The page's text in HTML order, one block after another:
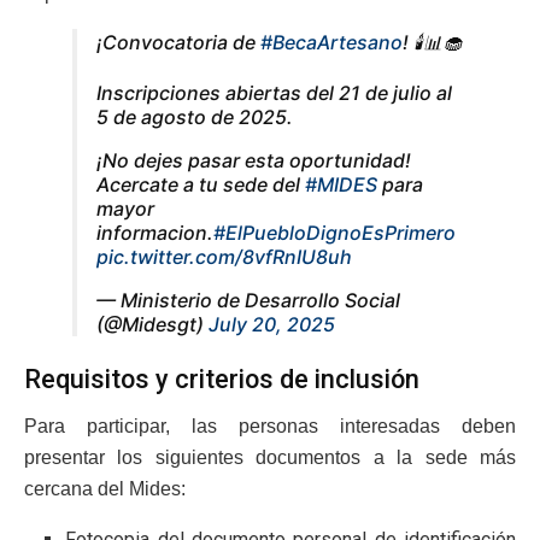
¡Convocatoria de #BecaArtesano! 🕯️📊🧁
Inscripciones abiertas del 21 de julio al
5 de agosto de 2025.
¡No dejes pasar esta oportunidad!
Acercate a tu sede del #MIDES para
mayor
informacion.#ElPuebloDignoEsPrimero
pic.twitter.com/8vfRnIU8uh
— Ministerio de Desarrollo Social
(@Midesgt) July 20, 2025
Requisitos y criterios de inclusión
Para participar, las personas interesadas deben
presentar los siguientes documentos a la sede más
cercana del Mides: